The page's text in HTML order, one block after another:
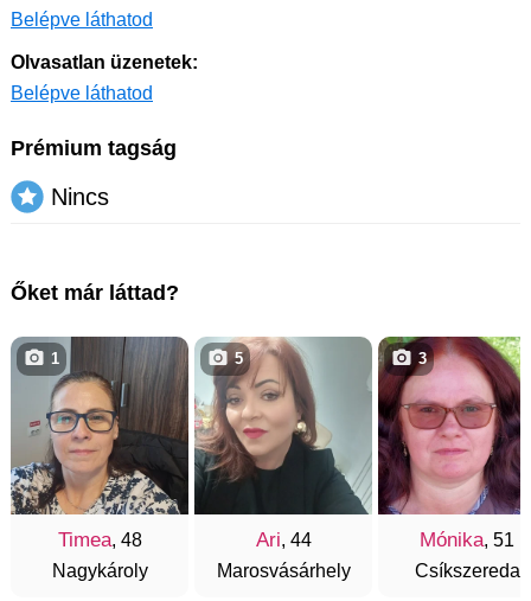
Belépve láthatod
Olvasatlan üzenetek:
Belépve láthatod
Prémium tagság
Nincs
Őket már láttad?
Timea, 48
Nagykároly
1
Ari, 44
Marosvásárhely
5
Mónika, 51
Csíkszereda
3